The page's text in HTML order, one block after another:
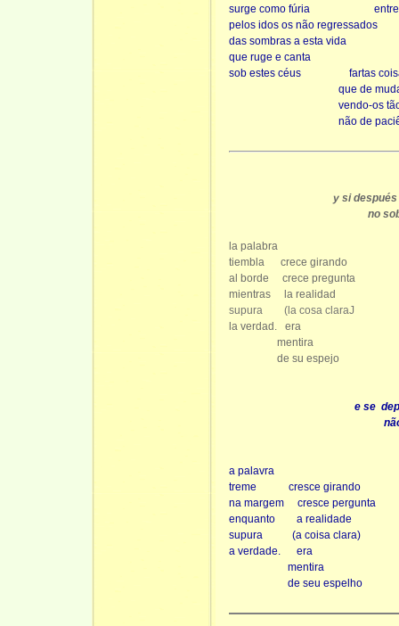
surge como fúria
pelos idos os não regressados
das sombras a esta vida
que ruge e canta
sob estes céus
fartas
que de
vendo-os
não de
y si
no
la palabra
tiembla
crece girando
al borde
crece pregunta
mientras
la realidad
supura
(la cosa claraJ
la verdad.
era
mentira
de su espejo
e se
a palavra
treme
cresce girando
na margem
cresce pergunta
enquanto
a realidade
supura
(a coisa clara)
a verdade.
era
mentira
de seu espelho